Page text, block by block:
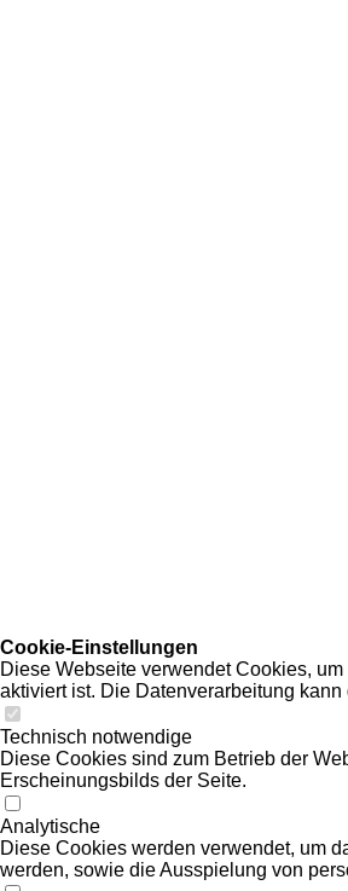
Cookie-Einstellungen
Diese Webseite verwendet Cookies,
aktiviert ist. Die Datenverarbeitung
Technisch notwendige
Diese Cookies sind zum Betrieb der
Erscheinungsbilds der Seite.
Analytische
Diese Cookies werden verwendet, um
werden, sowie die Ausspielung von